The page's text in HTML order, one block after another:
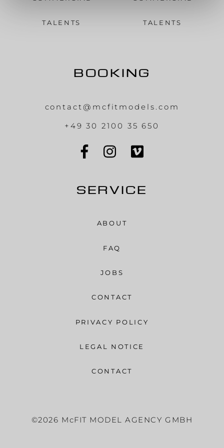
TALENTS TALENTS
BOOKING
contact@mcfitmodels.com
+49 30 2100 35 650
SERVICE
ABOUT
FAQ
JOBS
CONTACT
PRIVACY POLICY
LEGAL NOTICE
CONTACT
©2026 McFIT MODEL AGENCY GMBH